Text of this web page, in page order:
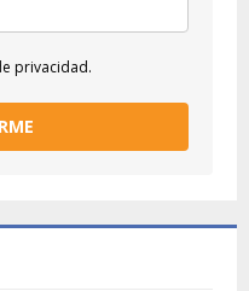
privacidad.